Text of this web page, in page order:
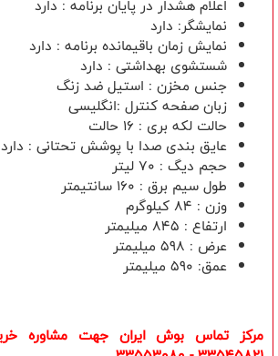
اعلام هشدار در پایان برنامه : دارد
نمایشگر: دارد
نمايش زمان باقیمانده برنامه : دارد
شستشوی بهداشتی : دارد
جنس مخزن : استیل ضد زنگ
زبان صفحه کنترل :انگلیسی
حالت لکه بری : 16 حالت
عایق بندی صدا با پوشش تحتانی : دارد
حجم دیگ : 70 لیتر
طول سیم برق : 160 سانتیمتر
وزن : 84 کیلوگرم
ارتفاع : 845 میلیمتر
عرض : 598 میلیمتر
عمق: 590 میلیمتر